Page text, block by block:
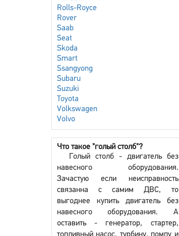
Rolls-Royce
Rover
Saab
Seat
Skoda
Smart
Ssangyong
Subaru
Suzuki
Toyota
Volkswagen
Volvo
Что такое "голый столб"?
Голый столб - двигатель без
навесного оборудования.
Зачастую если неисправность
связанна с самим ДВС, то
выгоднее купить двигатель без
навесного оборудования. А
оставить - генератор, стартер,